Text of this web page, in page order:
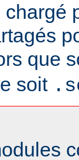
que
soit